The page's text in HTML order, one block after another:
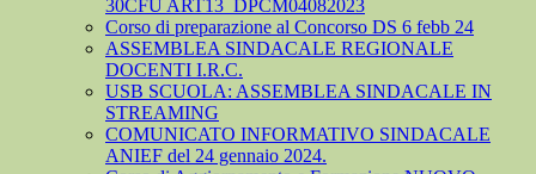
30CFU ART13_DPCM04082023
Corso di preparazione al Concorso DS 6 febb 24
ASSEMBLEA SINDACALE REGIONALE
DOCENTI I.R.C.
USB SCUOLA: ASSEMBLEA SINDACALE IN
STREAMING
COMUNICATO INFORMATIVO SINDACALE
ANIEF del 24 gennaio 2024.